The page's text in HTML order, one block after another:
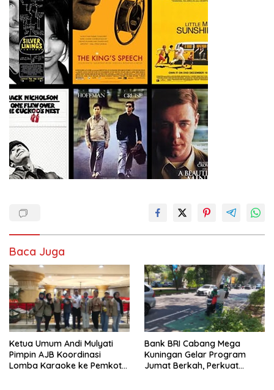
Baca Juga
Ketua Umum Andi Mulyati
Pimpin AJB Koordinasi
Lomba Karaoke ke Pemkot
Bank BRI Cabang Mega
Kuningan Gelar Program
Jumat Berkah, Perkuat